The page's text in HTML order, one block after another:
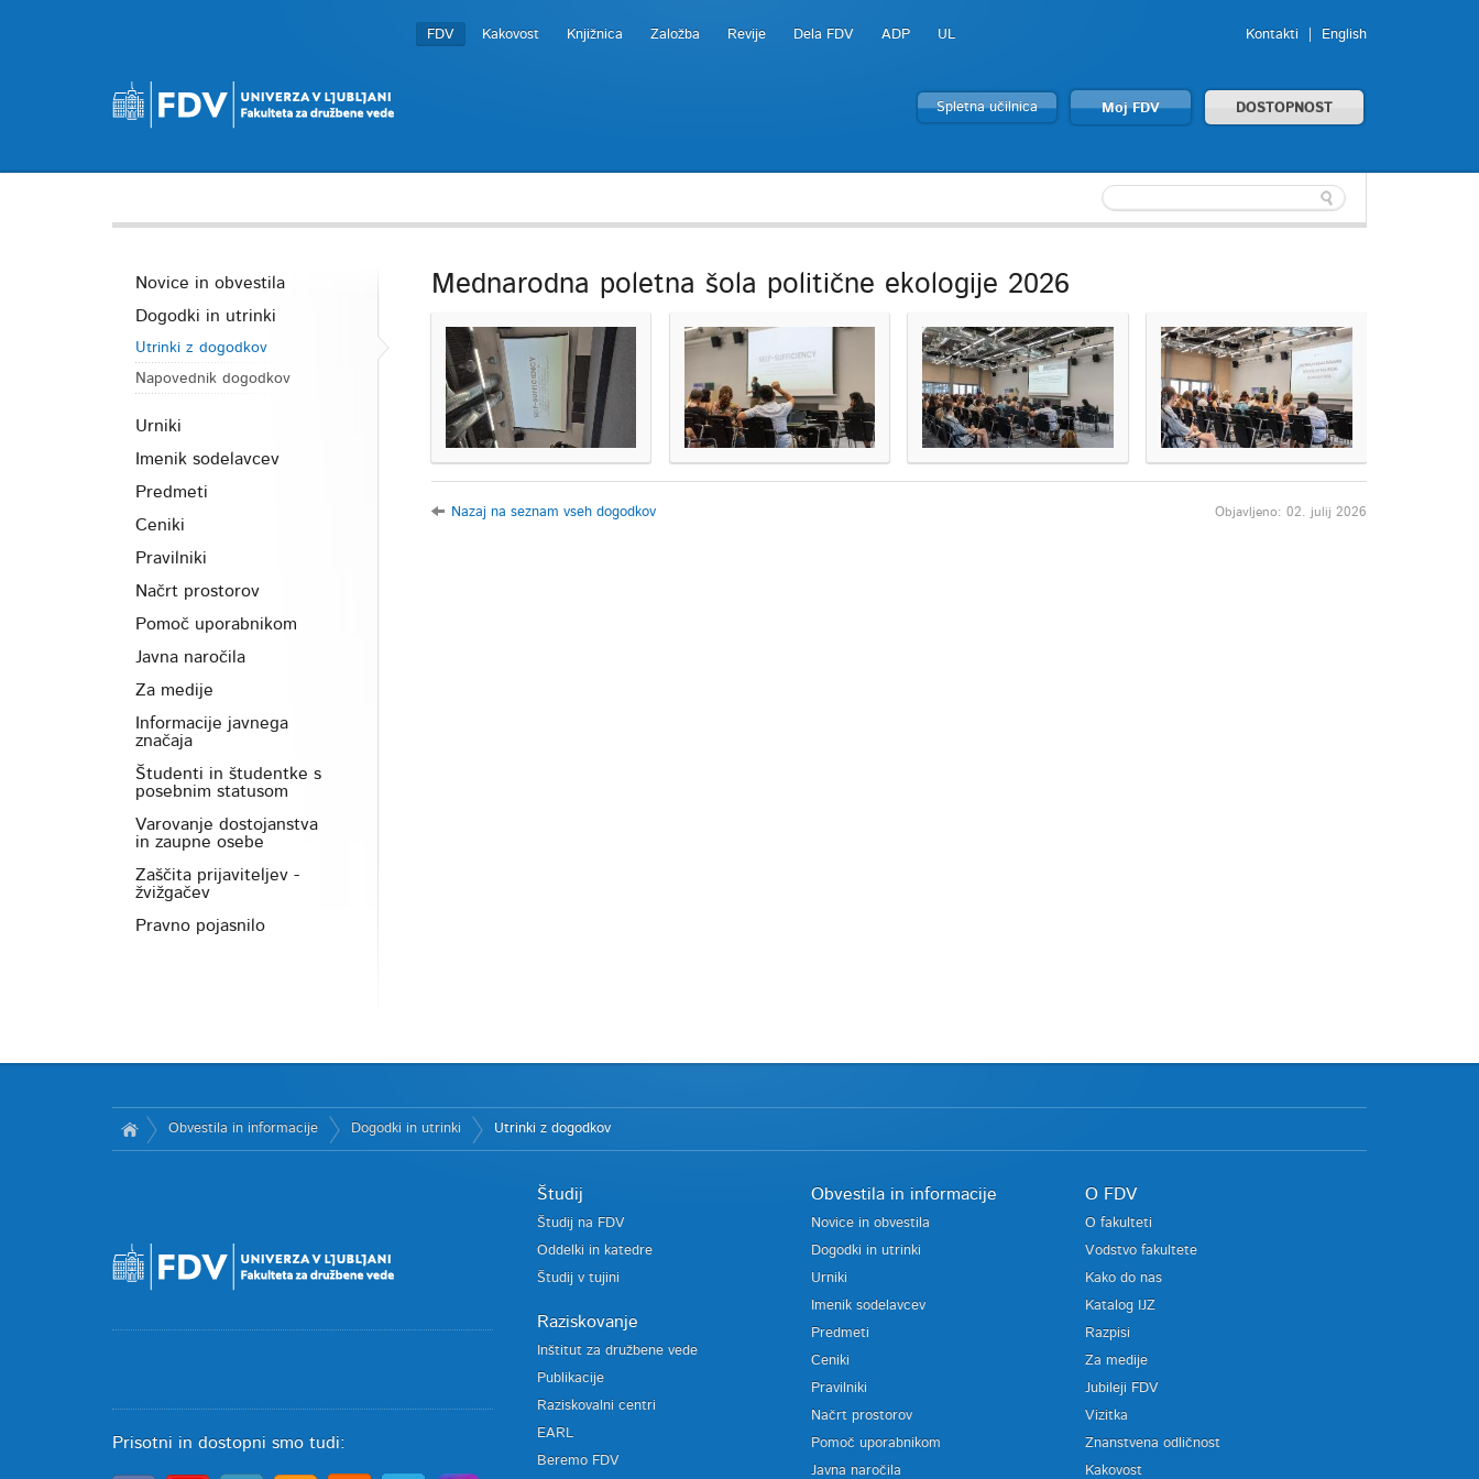
FDV Kakovost Knjižnica Založba Revije Dela FDV ADP UL Kontakti English
Spletna učilnica Moj FDV DOSTOPNOST
Novice in obvestila
Dogodki in utrinki
Utrinki z dogodkov
Napovednik dogodkov
Urniki
Imenik sodelavcev
Predmeti
Ceniki
Pravilniki
Načrt prostorov
Pomoč uporabnikom
Javna naročila
Za medije
Informacije javnega
značaja
Študenti in študentke s
posebnim statusom
Varovanje dostojanstva
in zaupne osebe
Zaščita prijaviteljev -
žvižgačev
Pravno pojasnilo
Mednarodna poletna šola politične ekologije 2026
Nazaj na seznam vseh dogodkov Objavljeno: 02. julij 2026
Obvestila in informacije Dogodki in utrinki Utrinki z dogodkov
Prisotni in dostopni smo tudi:
Študij
Študij na FDV
Oddelki in katedre
Študij v tujini
Raziskovanje
Inštitut za družbene vede
Publikacije
Raziskovalni centri
EARL
Beremo FDV
Obvestila in informacije
Novice in obvestila
Dogodki in utrinki
Urniki
Imenik sodelavcev
Predmeti
Ceniki
Pravilniki
Načrt prostorov
Pomoč uporabnikom
Javna naročila
O FDV
O fakulteti
Vodstvo fakultete
Kako do nas
Katalog IJZ
Razpisi
Za medije
Jubileji FDV
Vizitka
Znanstvena odličnost
Kakovost